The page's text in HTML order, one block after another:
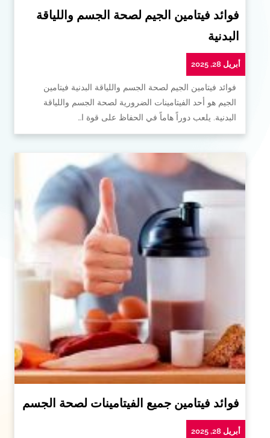
فوائد فيتامين الجيم لصحة الجسم واللياقة
البدنية
أبريل 28, 2025
فوائد فيتامين الجيم لصحة الجسم واللياقة البدنية فيتامين
الجيم هو أحد الفيتامينات الضرورية لصحة الجسم واللياقة
البدنية. يلعب دوراً هاماً في الحفاظ على قوة ا…
فوائد فيتامين جميع الفيتامينات لصحة الجسم
أبريل 28, 2025